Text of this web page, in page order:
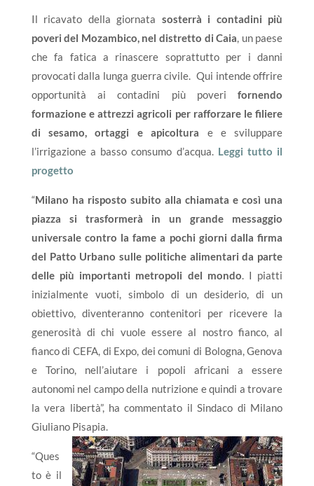
Il ricavato della giornata sosterrà i contadini più
poveri del Mozambico, nel distretto di Caia , un paese
che fa fatica a rinascere soprattutto per i danni
provocati dalla lunga guerra civile. Qui intende offrire
opportunità ai contadini più poveri fornendo
formazione e attrezzi agricoli per rafforzare le filiere
di sesamo, ortaggi e apicoltura e e sviluppare
l’irrigazione a basso consumo d’acqua. Leggi tutto il
progetto
“Milano ha risposto subito alla chiamata e così una
piazza si trasformerà in un grande messaggio
universale contro la fame a pochi giorni dalla firma
del Patto Urbano sulle politiche alimentari da parte
delle più importanti metropoli del mondo . I piatti
inizialmente vuoti, simbolo di un desiderio, di un
obiettivo, diventeranno contenitori per ricevere la
generosità di chi vuole essere al nostro fianco, al
fianco di CEFA, di Expo, dei comuni di Bologna, Genova
e Torino, nell’aiutare i popoli africani a essere
autonomi nel campo della nutrizione e quindi a trovare
la vera libertà”, ha commentato il Sindaco di Milano
Giuliano Pisapia.
“Ques
to è il